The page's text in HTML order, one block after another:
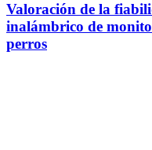
Valoración de la
inalámbrico de
perros